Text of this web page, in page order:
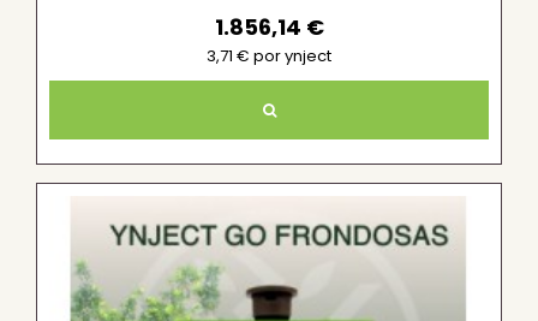
1.856,14 €
3,71 € por ynject